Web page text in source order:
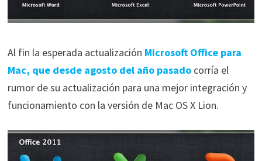
Al fin la esperada actualización Microsoft Office para
Mac, que desde agosto del año pasadocorría el
rumor de su actualización para una mejor integración y
funcionamiento con la versión de Mac OS X Lion.